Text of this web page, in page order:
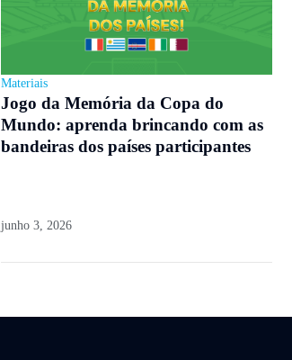
Materiais
Jogo da Memória da Copa do
Mundo: aprenda brincando com as
bandeiras dos países participantes
junho 3, 2026